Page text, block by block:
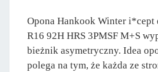
Opona Hankook Winter i*cept
R16 92H HRS 3PMSF M+S
bieżnik asymetryczny. Idea
polega na tym, że każda ze